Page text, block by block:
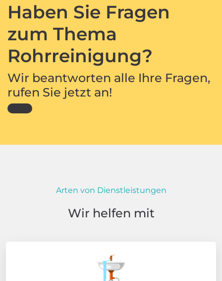
Haben Sie Fragen
zum Thema
Rohrreinigung?
Wir beantworten alle Ihre Fragen,
rufen Sie jetzt an!
Arten von Dienstleistungen
Wir helfen mit